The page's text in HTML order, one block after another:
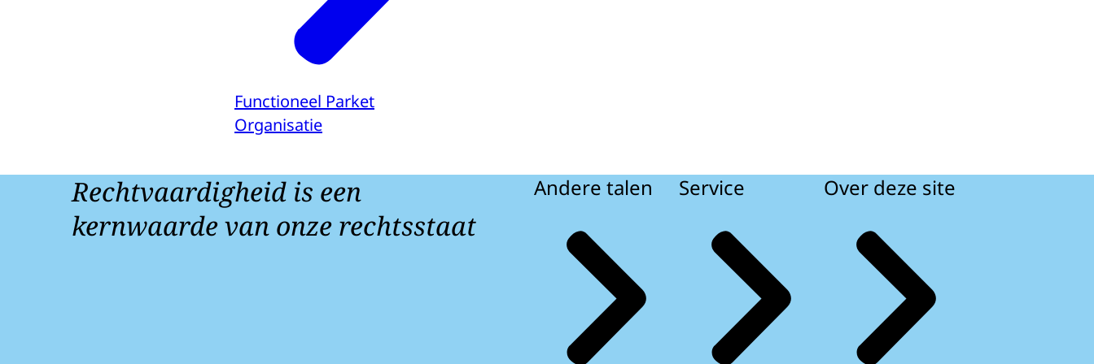
Functioneel Parket
Organisatie
Rechtvaardigheid is een
kernwaarde van onze rechtsstaat
Andere talen Service Over deze site